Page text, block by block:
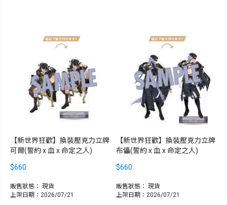
【新世界狂歡】換裝壓克力立牌
可爾(誓約 x 血 x 命定之人)
$660
販售狀態： 現貨
上架日期：2026/07/21
【新世界狂歡】換裝壓克力立牌
布儡(誓約 x 血 x 命定之人)
$660
販售狀態： 現貨
上架日期：2026/07/21